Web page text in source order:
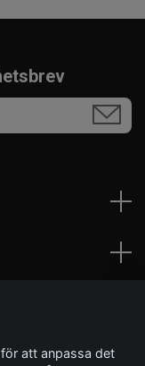
för att anpassa det